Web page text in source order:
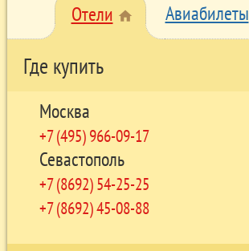
Отели home Авиабилеты
Где купить
Москва
+7 (495) 966-09-17
Севастополь
+7 (8692) 54-25-25
+7 (8692) 45-08-88